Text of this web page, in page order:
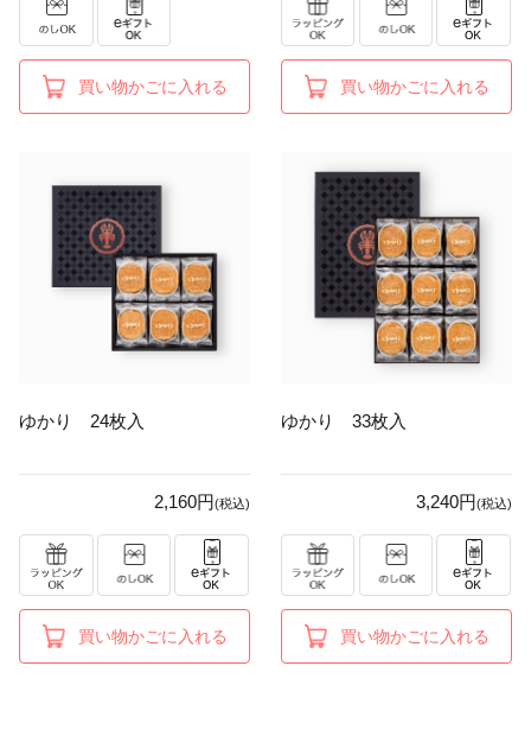
買い物かごに入れる 買い物かごに入れる
ゆかり 24枚入
2,160円(税込)
買い物かごに入れる
ゆかり 33枚入
3,240円(税込)
買い物かごに入れる